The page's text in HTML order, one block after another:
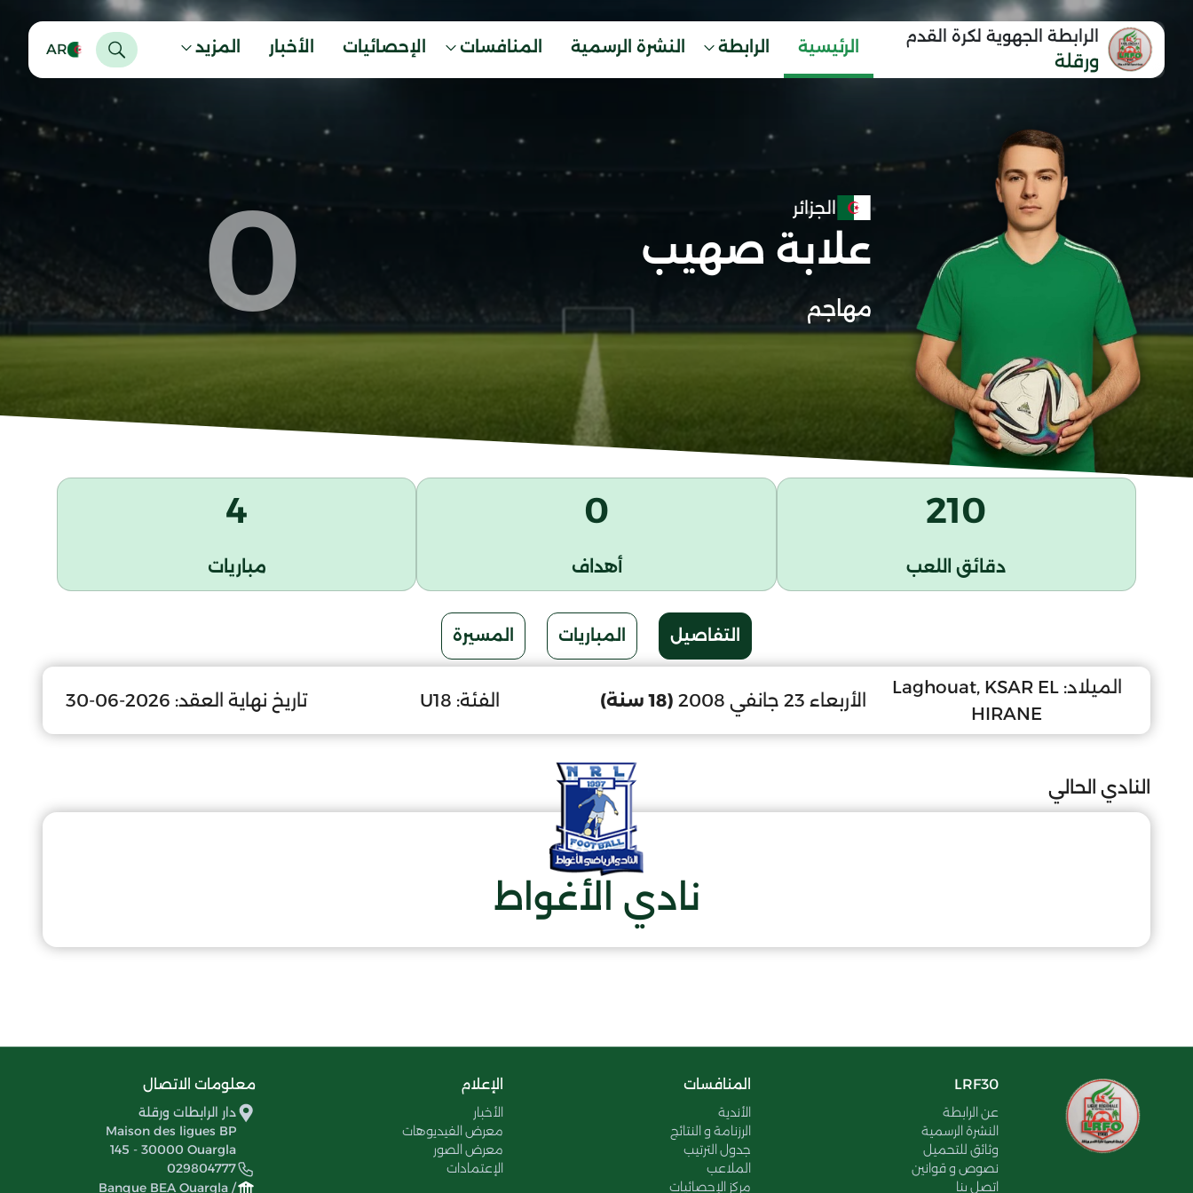
الرابطة الجهوية لكرة القدم
ورقلة
الرئيسية الرابطة النشرة الرسمية المنافسات الإحصائيات الأخبار المزيد AR
الجزائر
علابة صهيب
مهاجم 0
210
دقائق اللعب
0
أهداف
4
مباريات
التفاصيل المباريات المسيرة
الميلاد: Laghouat, KSAR EL
HIRANE
الأربعاء 23 جانفي 2008 (18 سنة) الفئة: U18 تاريخ نهاية العقد: 2026-06-30
النادي الحالي
نادي الأغواط
LRF30
عن الرابطة
النشرة الرسمية
وثائق للتحميل
نصوص و قوانين
اتصل بنا
المنافسات
الأندية
الرزنامة و النتائج
جدول الترتيب
الملاعب
مركز الإحصائيات
الإعلام
الأخبار
معرض الفيديوهات
معرض الصور
الإعتمادات
معلومات الاتصال
دار الرابطات ورقلة
Maison des ligues BP
145 - 30000 Ouargla
029804777
Banque BEA Ouargla /